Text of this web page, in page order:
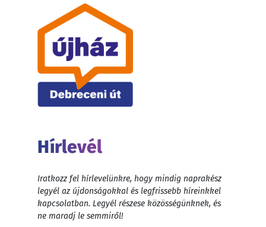
Hírlevél
Iratkozz fel hírlevelünkre, hogy mindig naprakész
legyél az újdonságokkal és legfrissebb híreinkkel
kapcsolatban. Legyél részese közösségünknek, és
ne maradj le semmiről!